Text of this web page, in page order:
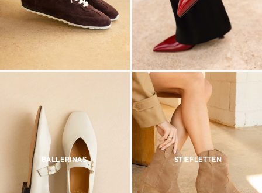
BALLERINAS STIEFLETTEN